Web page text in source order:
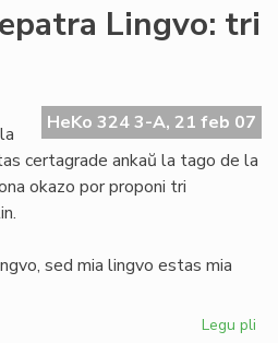
de
Lingvo: tri
HeKo 324 3-A, 21 feb 07
certagrade ankaŭ la tago de la
okazo por proponi tri
sed mia lingvo estas mia
Legu pli